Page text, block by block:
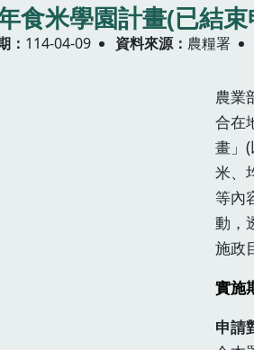
食米學園計畫(已結
114-04-09 資料來源 農糧署
農業
合在
畫」
米、
等內
動，
施政
實施
申請